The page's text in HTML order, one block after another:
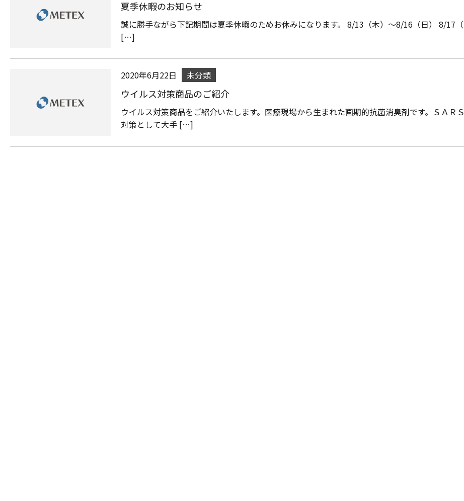
夏季休暇のお知らせ
誠に勝手ながら下記期間は夏季休暇のためお休みになります。 8/13（木）～8/16（日） 8/17（
[…]
2020年6月22日 未分類
ウイルス対策商品のご紹介
ウイルス対策商品をご紹介いたします。医療現場から生まれた画期的抗菌消臭剤です。ＳＡＲＳ
対策として大手 […]